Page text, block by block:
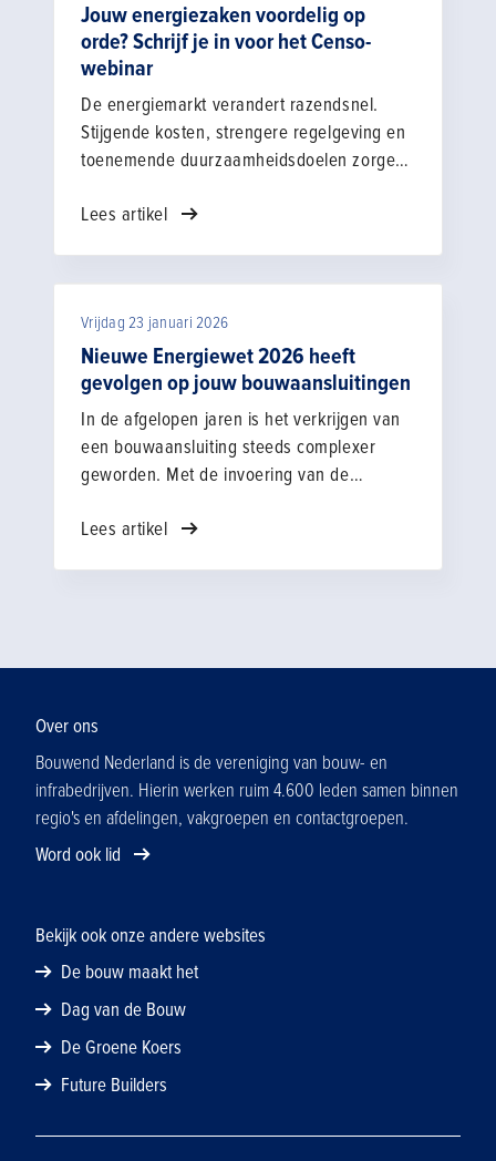
Jouw energiezaken voordelig op
orde? Schrijf je in voor het Censo-
webinar
De energiemarkt verandert razendsnel.
Stijgende kosten, strengere regelgeving en
toenemende duurzaamheidsdoelen zorgen
Daarom bundelen Censo en Bouwend
Lees artikel
Vrijdag 23 januari 2026
Nieuwe Energiewet 2026 heeft
gevolgen op jouw bouwaansluitingen
In de afgelopen jaren is het verkrijgen van
een bouwaansluiting steeds complexer
geworden. Met de invoering van de
eenvoudiger. De wet introduceert
energievoorziening op projecten.
Lees artikel
Over ons
Bouwend Nederland is de vereniging van bouw- en
infrabedrijven. Hierin werken ruim 4.600 leden samen binnen
regio's en afdelingen, vakgroepen en contactgroepen.
Word ook lid
Bekijk ook onze andere websites
De bouw maakt het
Dag van de Bouw
De Groene Koers
Future Builders